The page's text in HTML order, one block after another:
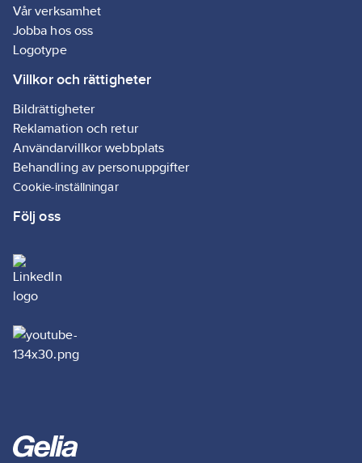
knäskydd 4027.
Reflexdetalj på ben.
Material:82%
elastane, dobby water
repellent 4-way
stretch, 330 g/m2.
Tvättråd:40 °C. Ej
blekning. Ej kemtvätt.
Ej strykning. Ej
Artikelnr:
artikelnr:
Ean
artikelnr:
Vår verksamhet
Jobba hos oss
Logotype
Villkor och rättigheter
Bildrättigheter
Reklamation och retur
Användarvillkor webbplats
Behandling av personuppgifter
Cookie-inställningar
Följ oss